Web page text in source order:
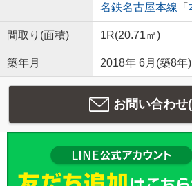
名鉄名古屋本線 「
間取り(面積) 1R(20.71㎡)
築年月 2018年 6月(築8年)
お問い合わせ